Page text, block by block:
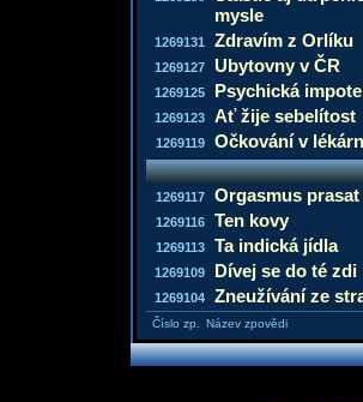
mysle
1269131 Zdravím z Orlíku
1269127 Ubytovny v ČR
1269125 Psychická
1269123 Ať žije sebelítost
1269119 Očkování v
1269117 Orgasmus
1269116 Ten kovy
1269113 Ta indická jídla
1269109 Dívej se do té zdi
1269104 Zneužívání ze
Číslo zp. Název zpovědi